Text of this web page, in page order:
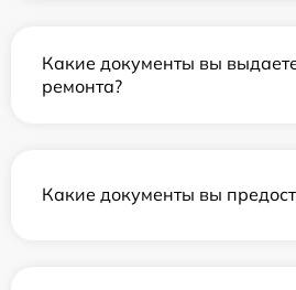
Какие документы вы
ремонта?
Какие документы вы